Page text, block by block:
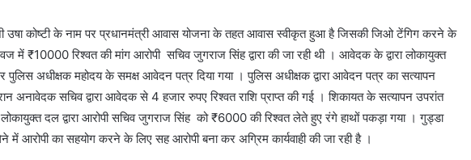
कोष्टी के नाम पर प्रधानमंत्री आवास योजना के तहत आवास स्वीकृत हुआ है जिसकी जिओ टेंगिग करने के
में ₹10000 रिश्वत की मांग आरोपी सचिव जुगराज सिंह द्वारा की जा रही थी । आवेदक के द्वारा लोकायुक्त
पुलिस अधीक्षक महोदय के समक्ष आवेदन पत्र दिया गया । पुलिस अधीक्षक द्वारा आवेदन पत्र का सत्यापन
अनावेदक सचिव द्वारा आवेदक से 4 हजार रुपए रिश्वत राशि प्राप्त की गई । शिकायत के सत्यापन उपरांत
दल द्वारा आरोपी सचिव जुगराज सिंह को ₹6000 की रिश्वत लेते हुए रंगे हाथों पकड़ा गया । गुड्डा
में आरोपी का सहयोग करने के लिए सह आरोपी बना कर अग्रिम कार्यवाही की जा रही है ।